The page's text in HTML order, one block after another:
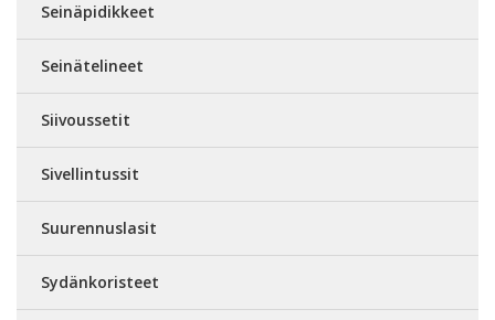
Seinäpidikkeet
Seinätelineet
Siivoussetit
Sivellintussit
Suurennuslasit
Sydänkoristeet